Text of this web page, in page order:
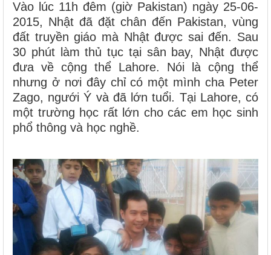
Vào lúc 11h đêm (giờ Pakistan) ngày 25-06-
2015, Nhật đã đặt chân đến Pakistan, vùng
đất truyền giáo mà Nhật được sai đến. Sau
30 phút làm thủ tục tại sân bay, Nhật được
đưa về cộng thể Lahore. Nói là cộng thể
nhưng ở nơi đây chỉ có một mình cha Peter
Zago, ngưới Ý và đã lớn tuổi. Tại Lahore, có
một trường học rất lớn cho các em học sinh
phổ thông và học nghề.